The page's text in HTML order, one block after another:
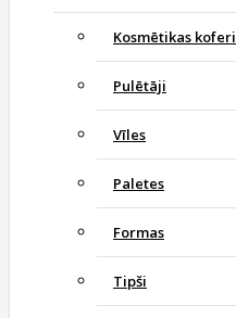
Kosmētikas koferi
Pulētāji
Vīles
Paletes
Formas
Tipši